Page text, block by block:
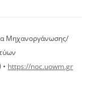
Μηχανοργάνωσης/
https://noc.uowm.gr